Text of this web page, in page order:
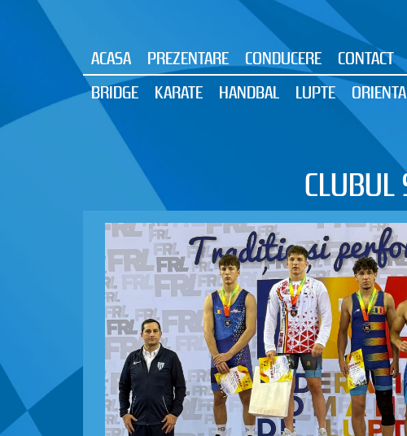
ACASA PREZENTARE CONDUCERE
CONTACT
BRIDGE
KARATE HANDBAL LUPTE
CLUBUL